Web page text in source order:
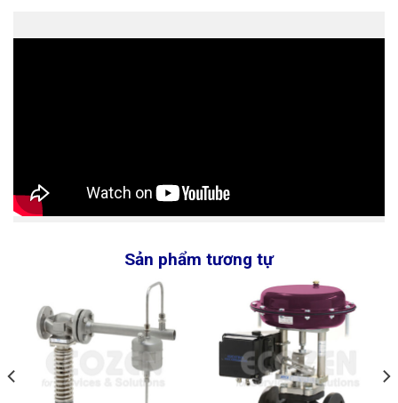
Sản phẩm tương tự